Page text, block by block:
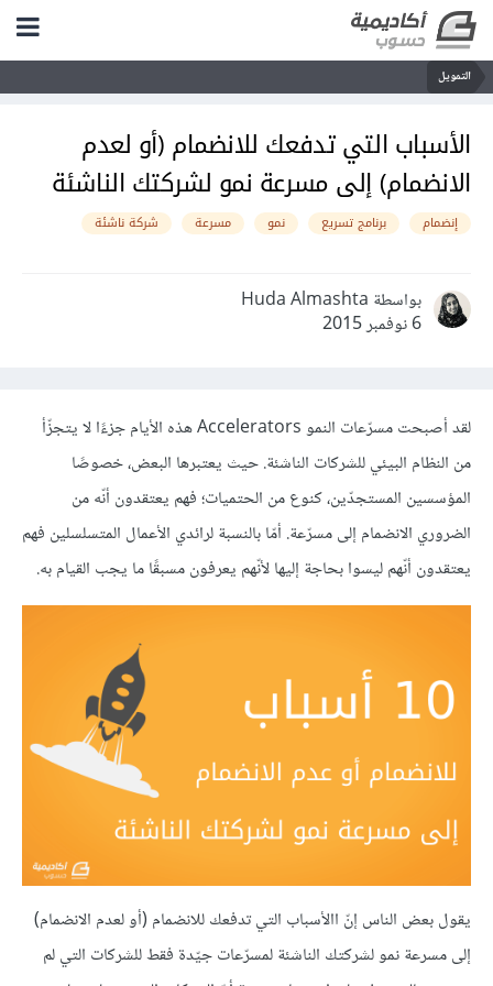
التمويل
الأسباب التي تدفعك للانضمام (أو لعدم
الانضمام) إلى مسرعة نمو لشركتك الناشئة
إنضمام برنامج تسريع نمو مسرعة شركة ناشئة
بواسطة Huda Almashta
6 نوفمبر 2015
لقد أصبحت مسرّعات النمو Accelerators هذه الأيام جزءًا لا يتجزّأ
من النظام البيئي للشركات الناشئة. حيث يعتبرها البعض، خصوصًا
المؤسسين المستجدّين، كنوع من الحتميات؛ فهم يعتقدون أنّه من
الضروري الانضمام إلى مسرّعة. أمّا بالنسبة لرائدي الأعمال المتسلسلين فهم
يعتقدون أنّهم ليسوا بحاجة إليها لأنّهم يعرفون مسبقًا ما يجب القيام به.
يقول بعض الناس إنّ االأسباب التي تدفعك للانضمام (أو لعدم الانضمام)
إلى مسرعة نمو لشركتك الناشئة لمسرّعات جيّدة فقط للشركات التي لم